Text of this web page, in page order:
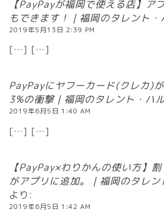
【PayPayが福岡で使える店】ア
もできます！｜福岡のタレント
2019年5月13日 2:39 PM
[…] […]
PayPayにヤフーカード(クレカ)
3%の衝撃｜福岡のタレント・ハ
2019年6月5日 1:40 AM
[…] […]
【PayPay×わりかんの使い方】
がアプリに追加。｜福岡のタレ
より:
2019年6月5日 1:42 AM